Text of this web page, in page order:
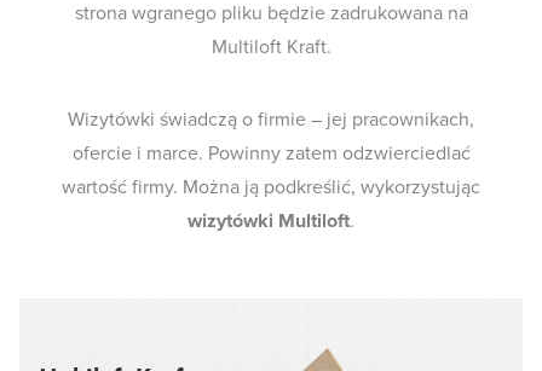
strona wgranego pliku będzie zadrukowana na
Multiloft Kraft.
Wizytówki świadczą o firmie – jej pracownikach,
ofercie i marce. Powinny zatem odzwierciedlać
wartość firmy. Można ją podkreślić, wykorzystując
wizytówki Multiloft.